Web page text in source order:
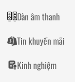
Dàn âm thanh
Tin khuyến mãi
Kinh nghiệm